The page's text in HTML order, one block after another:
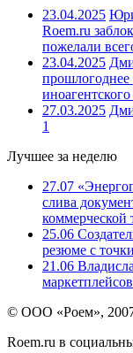
23.04.2025
Roem.ru
пожелали
23.04.2025
прошлогоднее
27.03.2025
1
Лучшее за неделю
27.07
слива
коммерческой
25.06
резюме с
21.06
маркетплейсов
© ООО «Роем», 2007
Roem.ru в